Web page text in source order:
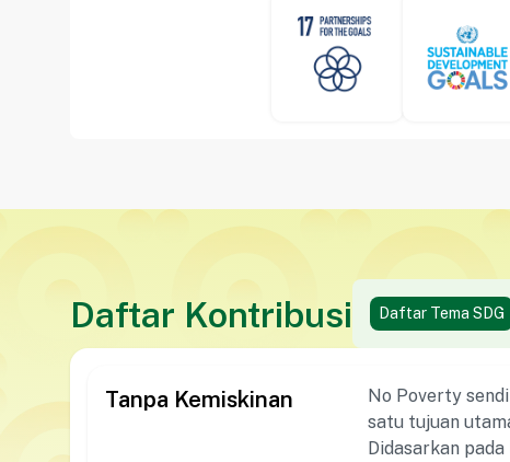
Daftar Kontribusi Daftar Tema SDG
Tanpa Kemiskinan
No Poverty
satu tujuan
Didasarkan